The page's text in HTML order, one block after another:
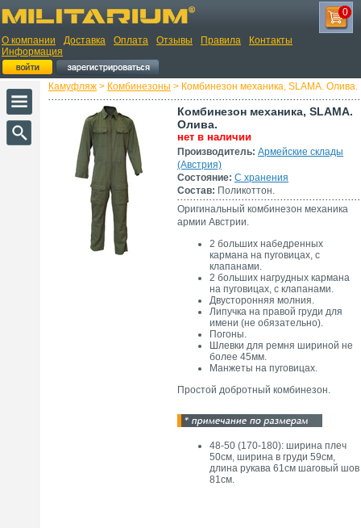
О компании Доставка Оплата Отзывы Правила
Контакты
Информация
0
Камуфляж > Комбинезоны > Комбинезон механика, SLAMA. Олива.
Комбинезон механика, SLAMA.
Олива.
нет в наличии
Производитель: Армейские склады
(Австрия)
Состояние: С хранения
Состав: Поликоттон.
Оригинальный комбинезон механика
армии Австрии.
2 больших набедренных
кармана на пуговицах, с
клапанами.
2 больших нагрудных кармана
на пуговицах, с клапанами.
Двусторонняя молния.
Липучка на правой груди для
имени (не обязательно).
Погоны.
Шлевки для ремня шириной не
более 45мм.
Манжеты на пуговицах.
Простой добротный комбинезон.
48-50 (170-180): ширина плеч
50см, ширина в груди 59см,
длина рукава 61см шаговый шов
81см.